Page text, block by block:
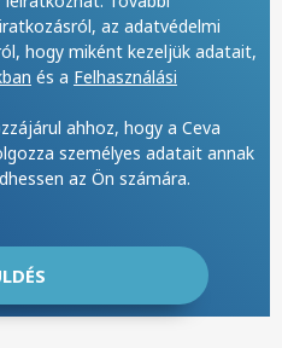
az adatvédelmi
hogy miként kezeljük adatait,
és a Felhasználási
ahhoz, hogy a Ceva
személyes adatait annak
az Ön számára.